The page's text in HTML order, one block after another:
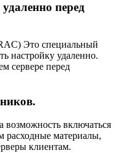
перед
Это специальный
настройку удаленно.
сервере перед
включаться
расходные материалы,
клиентам.